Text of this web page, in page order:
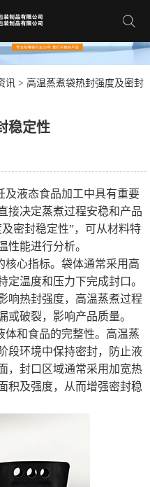
讯 > 高温蒸煮袋热封强度及密封
稳定性
及液态食品加工中具有重要
接决定蒸煮过程安稳和产品
密封稳定性”，可从材料特
性能进行分析。
核心指标。袋体通常采用高
定温度和压力下完成封口。
响热封强度，高温蒸煮过程
或破裂，影响产品质量。
体和食品的完整性。高温蒸
段环境中保持密封，防止液
，封口区域通常采用加宽热
积及强度，从而增强密封稳